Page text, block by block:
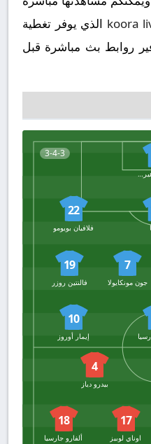
koora الذي يوفر تغطية
روابط بث مباشرة قبل
3-4-3
سيرجيو هيريرا
22
فلافيان بويومو
7
جون مونكايولا
19
فالنتين روزر
10
إيمار أوروز
4
بيدرو دياز
17
اوناي لوبيز
18
ألفارو جارسيا